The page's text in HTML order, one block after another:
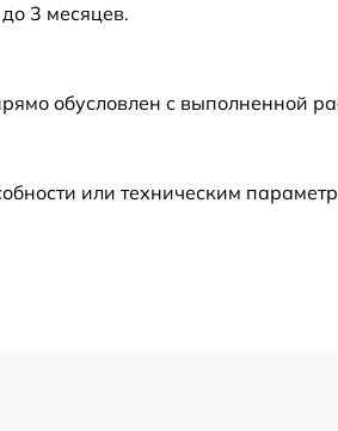
от 60 мин
3 месяцев.
обусловлен с выполненной
или техническим